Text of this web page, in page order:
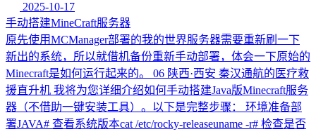
2025-10-17
手动搭建MineCraft服务器
原先使用MCManager部署的我的世界服务器需要重新刷一下
新出的系统，所以就借机备份重新手动部署，体会一下原始的
Minecraft是如何运行起来的。 06 陕西·西安 秦汉通航的医疗救
援直升机 我将为您详细介绍如何手动搭建Java版Minecraft服务
器（不借助一键安装工具）。以下是完整步骤： 环境准备部
署JAVA# 查看系统版本cat /etc/rocky-releaseuname -r# 检查是否